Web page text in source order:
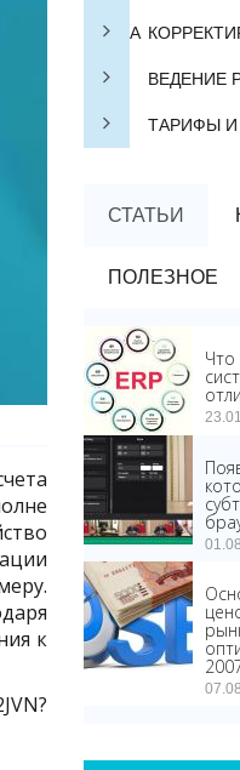
к
САЙТА
ВЕДЕНИЕ
ТАРИФЫ
СТАТЬИ
ПОЛЕЗНОЕ
Что